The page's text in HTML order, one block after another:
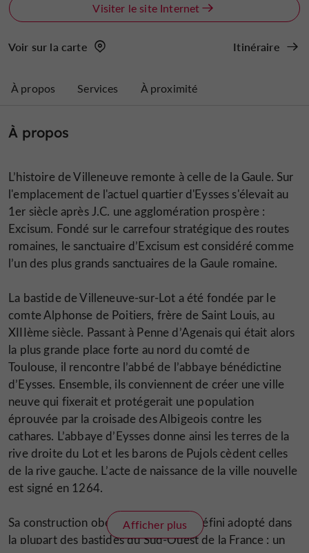
Visiter le site Internet
Voir sur la carte Itinéraire
À propos Services À proximité
À propos
L’histoire de Villeneuve remonte à celle de la Gaule. Sur
l'emplacement de l'actuel quartier d'Eysses s'élevait au
1er siècle après J.C. une agglomération prospère :
Excisum. Fondé sur le carrefour stratégique des routes
romaines, le sanctuaire d’Excisum est considéré comme
l’un des plus grands sanctuaires de la Gaule romaine.
La bastide de Villeneuve-sur-Lot a été fondée par le
comte Alphonse de Poitiers, frère de Saint Louis, au
XIIIème siècle. Passant à Penne d’Agenais qui était alors
la plus grande place forte au nord du comté de
Toulouse, il rencontre l’abbé de l’abbaye bénédictine
d’Eysses. Ensemble, ils conviennent de créer une ville
neuve qui fixerait et protégerait une population
éprouvée par la croisade des Albigeois contre les
cathares. L’abbaye d’Eysses donne ainsi les terres de la
rive droite du Lot et les barons de Pujols cèdent celles
de la rive gauche. L’acte de naissance de la ville nouvelle
est signé en 1264.
Sa construction obéit à un plan bien défini adopté dans
la plupart des bastides du Sud-Ouest de la France : un
Afficher plus